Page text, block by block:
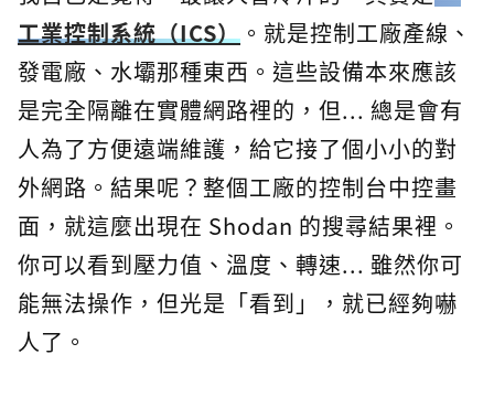
工業控制系統（ICS） 。就是控制工廠產線、
發電廠、水壩那種東西。這些設備本來應該
是完全隔離在實體網路裡的，但... 總是會有
人為了方便遠端維護，給它接了個小小的對
外網路。結果呢？整個工廠的控制台中控畫
面，就這麼出現在 Shodan 的搜尋結果裡。
你可以看到壓力值、溫度、轉速... 雖然你可
能無法操作，但光是「看到」，就已經夠嚇
人了。